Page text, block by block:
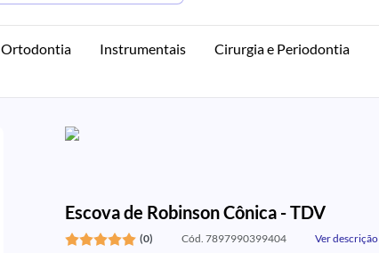
Ortodontia Instrumentais Cirurgia e Periodontia
Escova de Robinson Cônica - TDV
(0) Cód. 7897990399404 Ver descrição